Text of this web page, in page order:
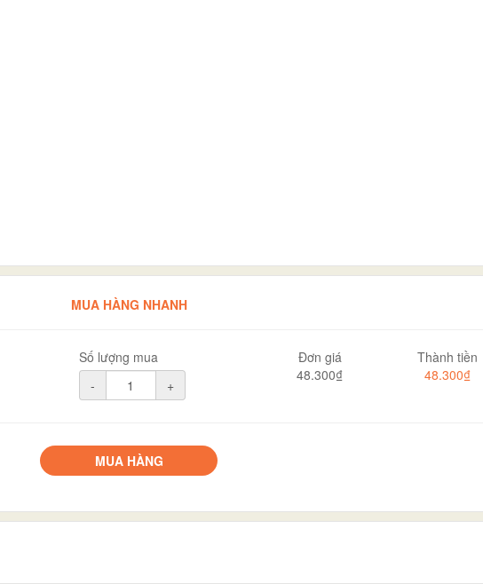
MUA HÀNG NHANH
Số lượng mua
-
+
Đơn giá
48.300₫
Thành tiền
48.300₫
MUA HÀNG